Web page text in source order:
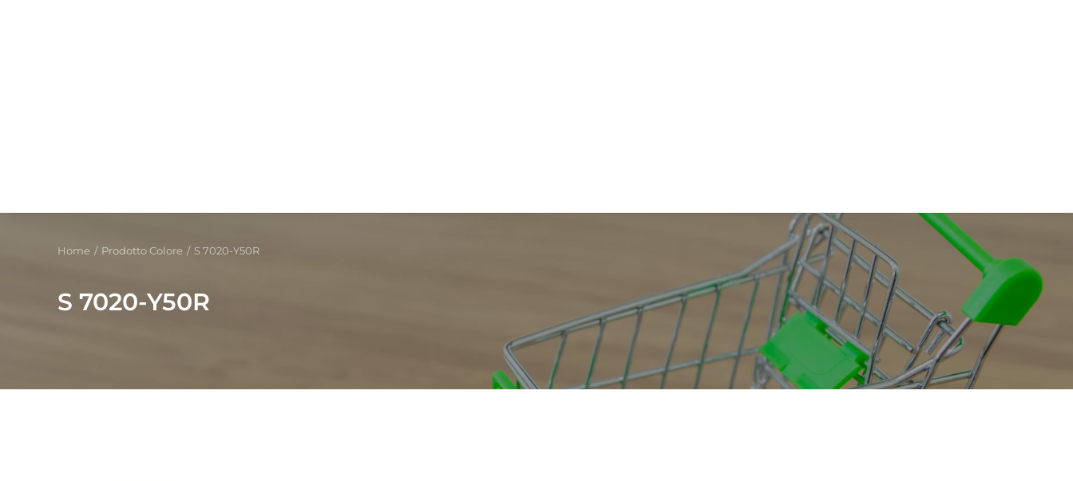
Home Prodotto Colore S 7020-Y50R
S 7020-Y50R